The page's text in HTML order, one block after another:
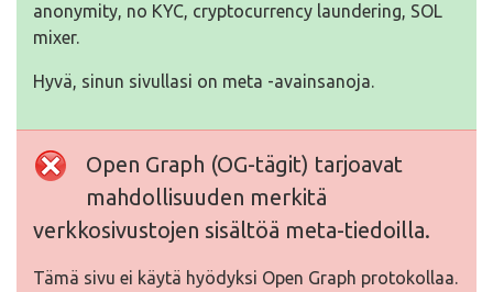
anonymity, no KYC, cryptocurrency laundering, SOL
mixer.
Hyvä, sinun sivullasi on meta -avainsanoja.
Open Graph (OG-tägit) tarjoavat
mahdollisuuden merkitä
verkkosivustojen sisältöä meta-tiedoilla.
Tämä sivu ei käytä hyödyksi Open Graph protokollaa.